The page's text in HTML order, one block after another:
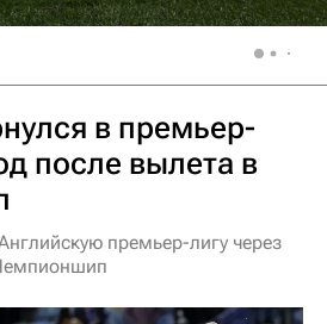
в премьер-
после вылета в
премьер-лигу через